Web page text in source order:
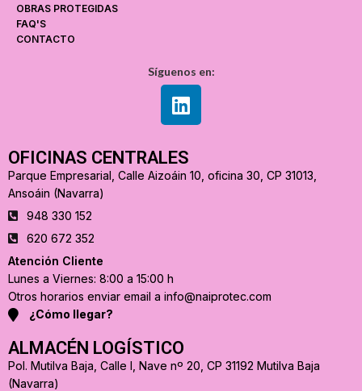
OBRAS PROTEGIDAS
FAQ'S
CONTACTO
Síguenos en:
OFICINAS CENTRALES
Parque Empresarial, Calle Aizoáin 10, oficina 30, CP 31013,
Ansoáin (Navarra)
948 330 152
620 672 352
Atención Cliente
Lunes a Viernes: 8:00 a 15:00 h
Otros horarios enviar email a info@naiprotec.com
¿Cómo llegar?
ALMACÉN LOGÍSTICO
Pol. Mutilva Baja, Calle I, Nave nº 20, CP 31192 Mutilva Baja
(Navarra)